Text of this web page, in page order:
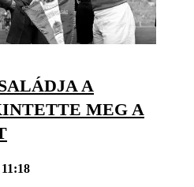
A
MEG A